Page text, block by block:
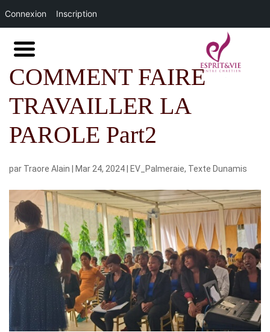
COMMENT FAIRE
TRAVAILLER LA
PAROLE Part2
par Traore Alain Mar 24, 2024 EV_Palmeraie, Texte Dunamis
Connexion Inscription